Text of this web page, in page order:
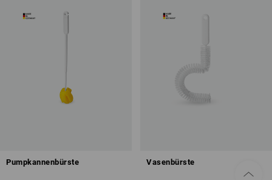
Pumpkannenbürste Vasenbürste